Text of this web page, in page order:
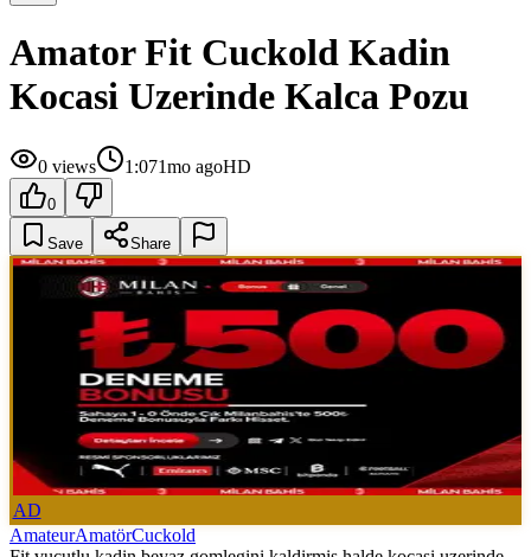
Amator Fit Cuckold Kadin
Kocasi Uzerinde Kalca Pozu
0 views 1:071mo agoHD
0
Save Share
AD
AmateurAmatörCuckold